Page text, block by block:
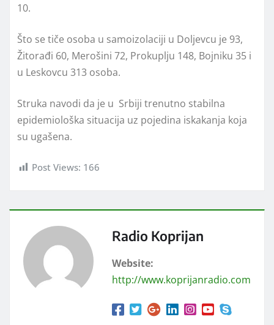
10.
Što se tiče osoba u samoizolaciji u Doljevcu je 93,
Žitorađi 60, Merošini 72, Prokuplju 148, Bojniku 35 i
u Leskovcu 313 osoba.
Struka navodi da je u Srbiji trenutno stabilna
epidemiološka situacija uz pojedina iskakanja koja
su ugašena.
Post Views: 166
Radio Koprijan
Website:
http://www.koprijanradio.com